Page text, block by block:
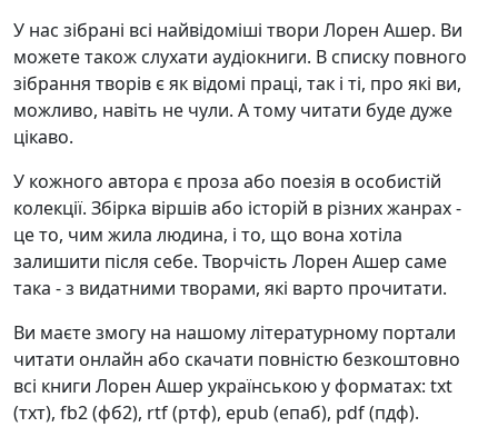
У нас зібрані всі найвідоміші твори Лорен Ашер. Ви
можете також слухати аудіокниги. В списку повного
зібрання творів є як відомі праці, так і ті, про які ви,
можливо, навіть не чули. А тому читати буде дуже
цікаво.
У кожного автора є проза або поезія в особистій
колекції. Збірка віршів або історій в різних жанрах -
це то, чим жила людина, і то, що вона хотіла
залишити після себе. Творчість Лорен Ашер саме
така - з видатними творами, які варто прочитати.
Ви маєте змогу на нашому літературному портали
читати онлайн або скачати повністю безкоштовно
всі книги Лорен Ашер українською у форматах: txt
(тхт), fb2 (фб2), rtf (ртф), epub (епаб), pdf (пдф).